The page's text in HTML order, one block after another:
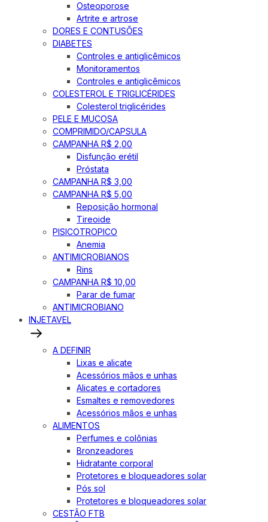
Osteoporose
Artrite e artrose
DORES E CONTUSÕES
DIABETES
Controles e antiglicêmicos
Monitoramentos
Controles e antiglicêmicos
COLESTEROL E TRIGLICÉRIDES
Colesterol triglicérides
PELE E MUCOSA
COMPRIMIDO/CAPSULA
CAMPANHA R$ 2,00
Disfunção erétil
Próstata
CAMPANHA R$ 3,00
CAMPANHA R$ 5,00
Reposição hormonal
Tireoide
PISICOTROPICO
Anemia
ANTIMICROBIANOS
Rins
CAMPANHA R$ 10,00
Parar de fumar
ANTIMICROBIANO
INJETAVEL
A DEFINIR
Lixas e alicate
Acessórios mãos e unhas
Alicates e cortadores
Esmaltes e removedores
Acessórios mãos e unhas
ALIMENTOS
Perfumes e colônias
Bronzeadores
Hidratante corporal
Protetores e bloqueadores solar
Pós sol
Protetores e bloqueadores solar
CESTÃO FTB